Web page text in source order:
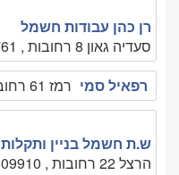
רן כהן עבודות חשמל
סעדיה גאון 8 רחובות , 0523640761
רפאיל סמי רמז 61 רחובות , 089458824
ש.ת חשמל בניין ותקלות
הרצל 22 רחובות , 0505609910